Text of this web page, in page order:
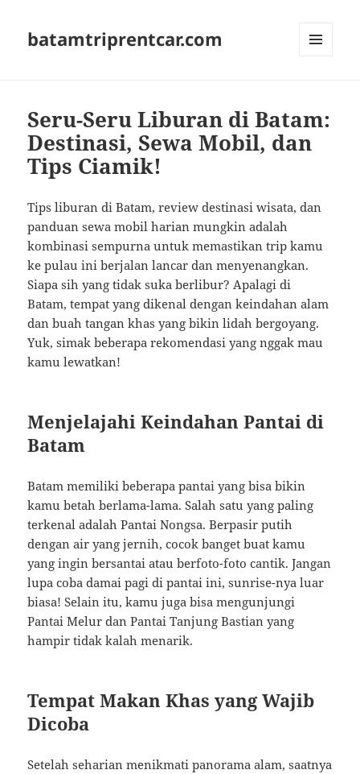
batamtriprentcar.com
Seru-Seru Liburan di Batam:
Destinasi, Sewa Mobil, dan
Tips Ciamik!
Tips liburan di Batam, review destinasi wisata, dan
panduan sewa mobil harian mungkin adalah
kombinasi sempurna untuk memastikan trip kamu
ke pulau ini berjalan lancar dan menyenangkan.
Siapa sih yang tidak suka berlibur? Apalagi di
Batam, tempat yang dikenal dengan keindahan alam
dan buah tangan khas yang bikin lidah bergoyang.
Yuk, simak beberapa rekomendasi yang nggak mau
kamu lewatkan!
Menjelajahi Keindahan Pantai di
Batam
Batam memiliki beberapa pantai yang bisa bikin
kamu betah berlama-lama. Salah satu yang paling
terkenal adalah Pantai Nongsa. Berpasir putih
dengan air yang jernih, cocok banget buat kamu
yang ingin bersantai atau berfoto-foto cantik. Jangan
lupa coba damai pagi di pantai ini, sunrise-nya luar
biasa! Selain itu, kamu juga bisa mengunjungi
Pantai Melur dan Pantai Tanjung Bastian yang
hampir tidak kalah menarik.
Tempat Makan Khas yang Wajib
Dicoba
Setelah seharian menikmati panorama alam, saatnya